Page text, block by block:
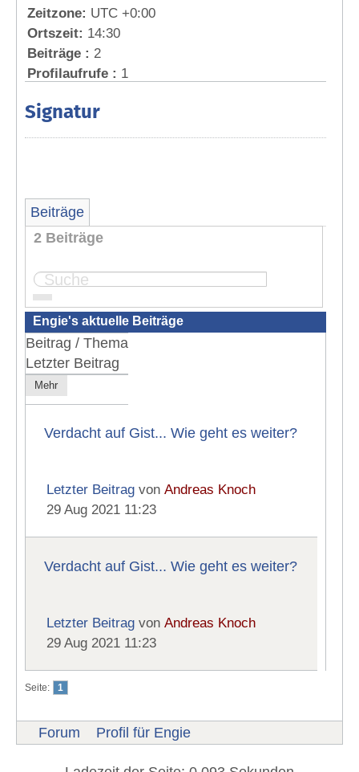
Zeitzone: UTC +0:00
Ortszeit: 14:30
Beiträge : 2
Profilaufrufe : 1
Signatur
Beiträge
2 Beiträge
Engie's aktuelle Beiträge
Beitrag / Thema
Letzter Beitrag
Mehr
Verdacht auf Gist... Wie geht es weiter?
Letzter Beitrag vonAndreas Knoch
29 Aug 2021 11:23
Verdacht auf Gist... Wie geht es weiter?
Letzter Beitrag von Andreas Knoch
29 Aug 2021 11:23
Seite: 1
Forum Profil für Engie